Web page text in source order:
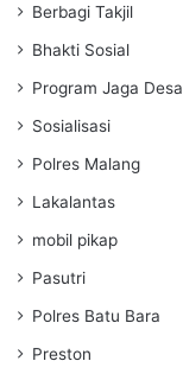
Berbagi Takjil
Bhakti Sosial
Program Jaga Desa
Sosialisasi
Polres Malang
Lakalantas
mobil pikap
Pasutri
Polres Batu Bara
Preston